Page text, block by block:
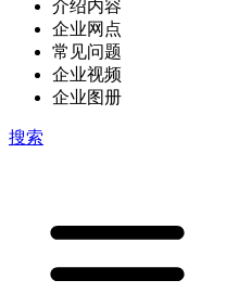
介绍内容
企业网点
常见问题
企业视频
企业图册
搜索